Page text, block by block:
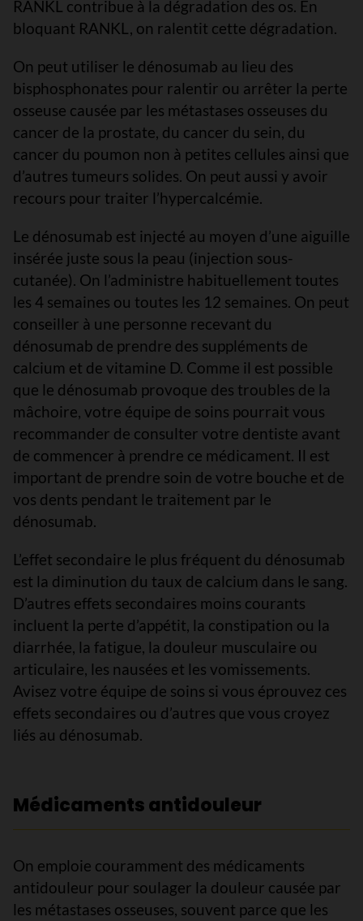
RANKL contribue à la dégradation des os. En
bloquant RANKL, on ralentit cette dégradation.
On peut utiliser le dénosumab au lieu des
bisphosphonates pour ralentir ou arrêter la perte
osseuse causée par les métastases osseuses du
cancer de la prostate, du cancer du sein, du
cancer du poumon non à petites cellules ainsi que
d’autres tumeurs solides. On peut aussi y avoir
recours pour traiter l’hypercalcémie.
Le dénosumab est injecté au moyen d’une aiguille
insérée juste sous la peau (injection sous-
cutanée). On l’administre habituellement toutes
les 4 semaines ou toutes les 12 semaines. On peut
conseiller à une personne recevant du
dénosumab de prendre des suppléments de
calcium et de vitamine D. Comme il est possible
que le dénosumab provoque des troubles de la
mâchoire, votre équipe de soins pourrait vous
recommander de consulter votre dentiste avant
de commencer à prendre ce médicament. Il est
important de prendre soin de votre bouche et de
vos dents pendant le traitement par le
dénosumab.
L’effet secondaire le plus fréquent du dénosumab
est la diminution du taux de calcium dans le sang.
D’autres effets secondaires moins courants
incluent la perte d’appétit, la constipation ou la
diarrhée, la fatigue, la douleur musculaire ou
articulaire, les nausées et les vomissements.
Avisez votre équipe de soins si vous éprouvez ces
effets secondaires ou d’autres que vous croyez
liés au dénosumab.
Médicaments antidouleur
On emploie couramment des médicaments
antidouleur pour soulager la douleur causée par
les métastases osseuses, souvent parce que les